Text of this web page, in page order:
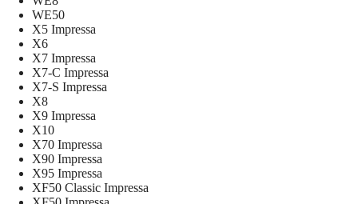
WE50
X5 Impressa
X6
X7 Impressa
X7-C Impressa
X7-S Impressa
X8
X9 Impressa
X10
X70 Impressa
X90 Impressa
X95 Impressa
XF50 Classic Impressa